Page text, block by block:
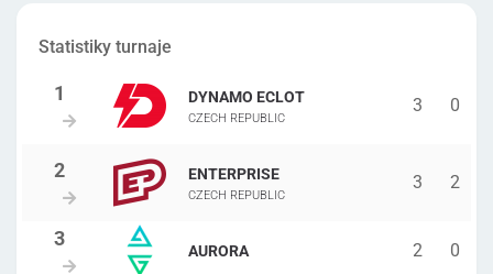
Statistiky turnaje
DYNAMO ECLOT
CZECH REPUBLIC
3 0
ENTERPRISE
CZECH REPUBLIC
3 2
AURORA 2 0